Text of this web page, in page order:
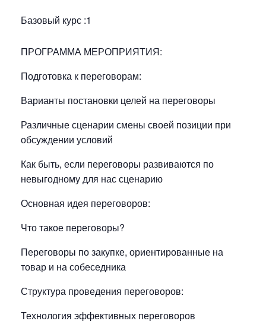
Базовый курс :1
ПРОГРАММА МЕРОПРИЯТИЯ:
Подготовка к переговорам:
Варианты постановки целей на переговоры
Различные сценарии смены своей позиции при
обсуждении условий
Как быть, если переговоры развиваются по
невыгодному для нас сценарию
Основная идея переговоров:
Что такое переговоры?
Переговоры по закупке, ориентированные на
товар и на собеседника
Структура проведения переговоров:
Технология эффективных переговоров